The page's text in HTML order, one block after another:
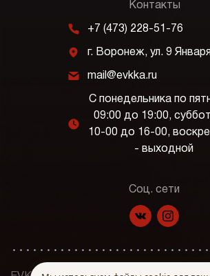
Контакты
m +7 (473) 228-51-76
j г. Воронеж, ул. 9
k mail@evkka.ru
l
С понедельника по
09:00 до 19:00,
10-00 до 16-00,
- выходной
Соц. сети
f p